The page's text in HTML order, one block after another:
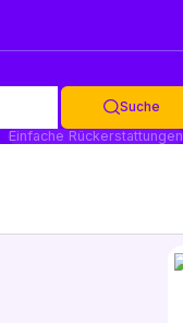
Suche
Einfache Rückerstattungen